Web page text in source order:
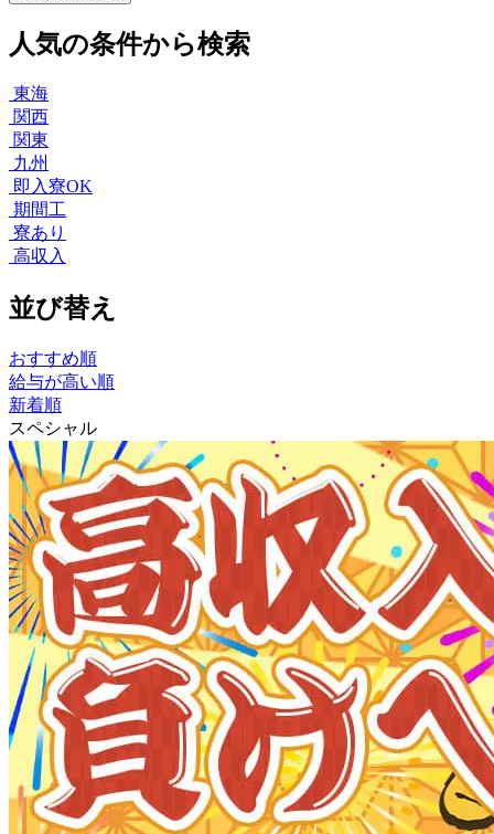
人気の条件から検索
東海
関西
関東
九州
即入寮OK
期間工
寮あり
高収入
並び替え
おすすめ順
給与が高い順
新着順
スペシャル